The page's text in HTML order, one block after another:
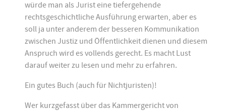
würde man als Jurist eine tiefergehende
rechtsgeschichtliche Ausführung erwarten, aber es
soll ja unter anderem der besseren Kommunikation
zwischen Justiz und Öffentlichkeit dienen und diesem
Anspruch wird es vollends gerecht. Es macht Lust
darauf weiter zu lesen und mehr zu erfahren.
Ein gutes Buch (auch für Nichtjuristen)!
Wer kurzgefasst über das Kammergericht von